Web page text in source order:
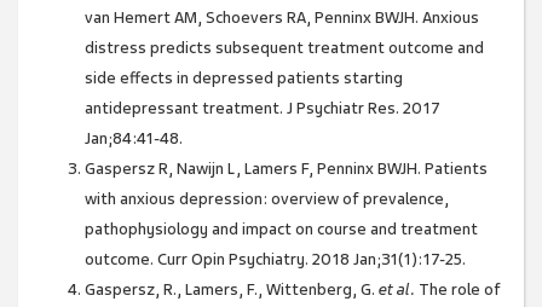
van Hemert AM, Schoevers RA, Penninx BWJH. Anxious
distress predicts subsequent treatment outcome and
side effects in depressed patients starting
antidepressant treatment. J Psychiatr Res. 2017
Jan;84:41-48.
Gaspersz R, Nawijn L, Lamers F, Penninx BWJH. Patients
with anxious depression: overview of prevalence,
pathophysiology and impact on course and treatment
outcome. Curr Opin Psychiatry. 2018 Jan;31(1):17-25.
Gaspersz, R., Lamers, F., Wittenberg, G. et al. The role of